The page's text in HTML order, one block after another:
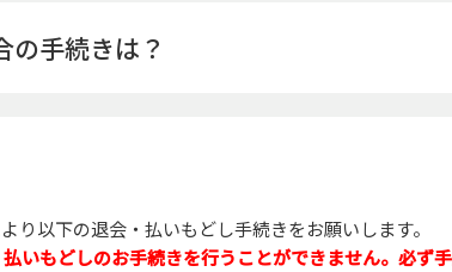
の手続きは？
り以下の退会・払いもどし手続きをお願いします。
いもどしのお手続きを行うことができません。必ず